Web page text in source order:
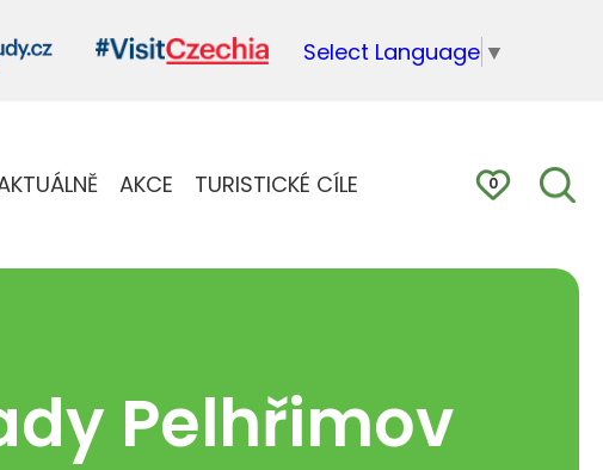
Select Language ▼
AKCE TURISTICKÉ CÍLE 0
Pelhřimov